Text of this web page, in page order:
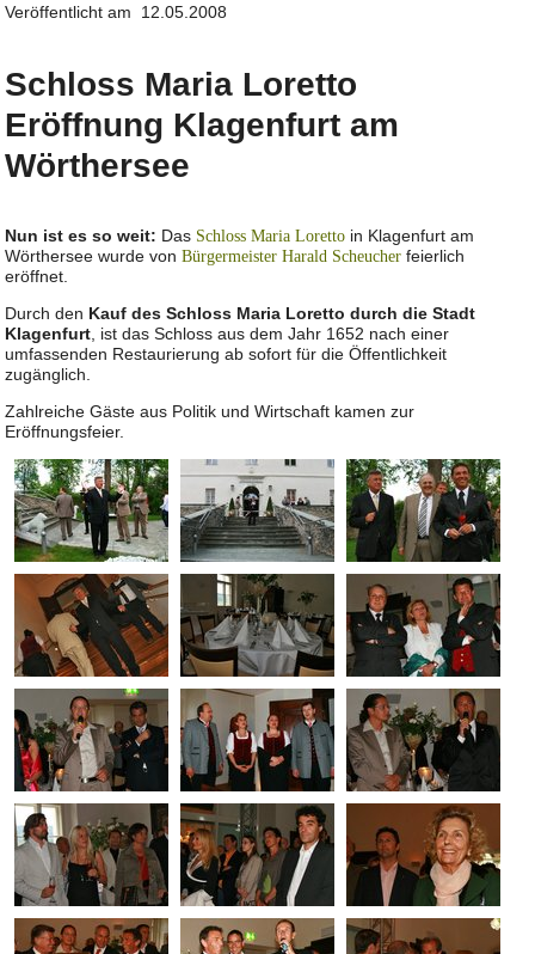
Veröffentlicht am 12.05.2008
Schloss Maria Loretto
Eröffnung Klagenfurt am
Wörthersee
Nun ist es so weit: Das Schloss Maria Loretto in Klagenfurt am
Wörthersee wurde vonBürgermeister Harald Scheucher feierlich
eröffnet.
Durch den Kauf des Schloss Maria Loretto durch die Stadt
Klagenfurt , ist das Schloss aus dem Jahr 1652 nach einer
umfassenden Restaurierung ab sofort für die Öffentlichkeit
zugänglich.
Zahlreiche Gäste aus Politik und Wirtschaft kamen zur
Eröffnungsfeier.